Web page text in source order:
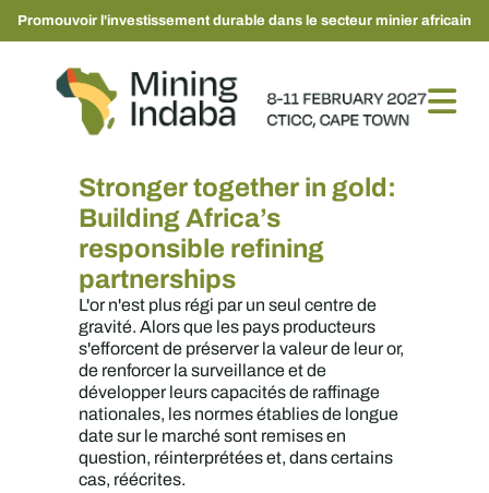
Promouvoir l'investissement durable dans le secteur minier africain
Stronger together in gold:
Building Africa’s
responsible refining
partnerships
L'or n'est plus régi par un seul centre de
gravité. Alors que les pays producteurs
s'efforcent de préserver la valeur de leur or,
de renforcer la surveillance et de
développer leurs capacités de raffinage
nationales, les normes établies de longue
date sur le marché sont remises en
question, réinterprétées et, dans certains
cas, réécrites.